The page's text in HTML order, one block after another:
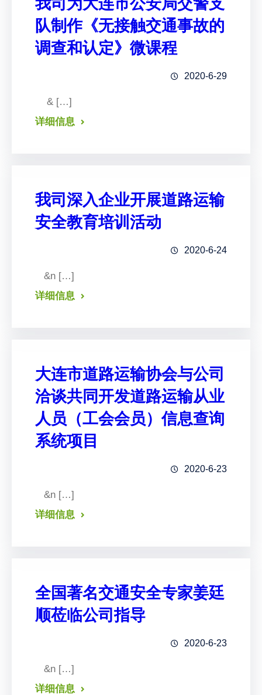
我司为大连市公安局交警支
队制作《无接触交通事故的
调查和认定》微课程
2020-6-29
& […]
详细信息
我司深入企业开展道路运输
安全教育培训活动
2020-6-24
&n […]
详细信息
大连市道路运输协会与公司
洽谈共同开发道路运输从业
人员（工会会员）信息查询
系统项目
2020-6-23
&n […]
详细信息
全国著名交通安全专家姜廷
顺莅临公司指导
2020-6-23
&n […]
详细信息